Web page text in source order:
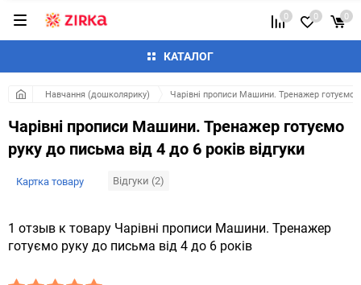
КАТАЛОГ
0 0 0
Навчання (дошколярику) Чарівні прописи Машини. Тренажер готуємо
Чарівні прописи Машини. Тренажер готуємо
руку до письма від 4 до 6 років відгуки
Картка товару Відгуки (2)
1 отзыв к товару Чарівні прописи Машини. Тренажер
готуємо руку до письма від 4 до 6 років